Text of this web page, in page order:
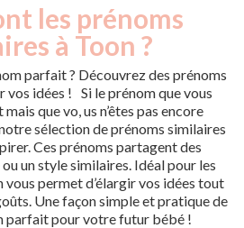
les prénoms
à Toon ?
parfait ? Découvrez des prénoms
vos idées ! Si le prénom que vous
que vo, us n’êtes pas encore
sélection de prénoms similaires
Ces prénoms partagent des
un style similaires. Idéal pour les
permet d’élargir vos idées tout
Une façon simple et pratique de
parfait pour votre futur bébé !